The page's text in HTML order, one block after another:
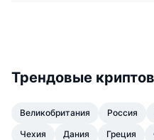
В тренде
Предстоящее
Индикаторы
Индекс страха и
Деривативы
Сентимент
Корпоративный
Цены
Инф. бюлл.
CMC Launch
Трендовые
Великобритания Россия
Чехия
Дания Греция